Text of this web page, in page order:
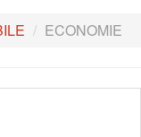
ECONOMIE